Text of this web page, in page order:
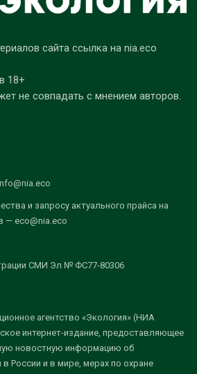
сайта ссылка на nia.eco
18+
не совпадать с мнением авторов.
и запросу актуального прайса на
— eco@nia.eco
СМИ Эл № ФС77-80306
агентство «Экология» (НИА
интернет-издание, предоставляющее
новостную информацию об
в России и в мире, мерах по охране